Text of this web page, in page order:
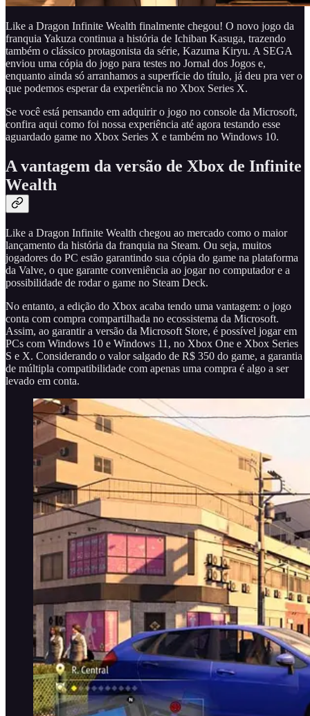
Like a Dragon Infinite Wealth finalmente chegou! O novo jogo da
franquia Yakuza continua a história de Ichiban Kasuga, trazendo
também o clássico protagonista da série, Kazuma Kiryu. A SEGA
enviou uma cópia do jogo para testes no Jornal dos Jogos e,
enquanto ainda só arranhamos a superfície do título, já deu pra ver o
que podemos esperar da experiência no Xbox Series X.
Se você está pensando em adquirir o jogo no console da Microsoft,
confira aqui como foi nossa experiência até agora testando esse
aguardado game no Xbox Series X e também no Windows 10.
A vantagem da versão de Xbox de Infinite
Wealth
Like a Dragon Infinite Wealth chegou ao mercado como o maior
lançamento da história da franquia na Steam. Ou seja, muitos
jogadores do PC estão garantindo sua cópia do game na plataforma
da Valve, o que garante conveniência ao jogar no computador e a
possibilidade de rodar o game no Steam Deck.
No entanto, a edição do Xbox acaba tendo uma vantagem: o jogo
conta com compra compartilhada no ecossistema da Microsoft.
Assim, ao garantir a versão da Microsoft Store, é possível jogar em
PCs com Windows 10 e Windows 11, no Xbox One e Xbox Series
S e X. Considerando o valor salgado de R$ 350 do game, a garantia
de múltipla compatibilidade com apenas uma compra é algo a ser
levado em conta.